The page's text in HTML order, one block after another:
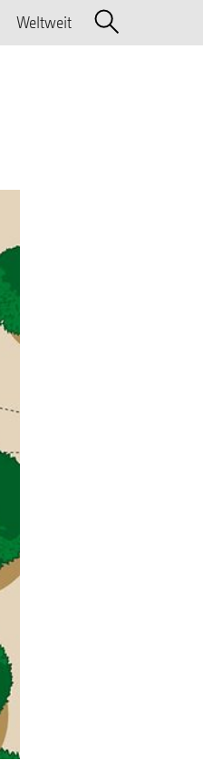
Weltweit